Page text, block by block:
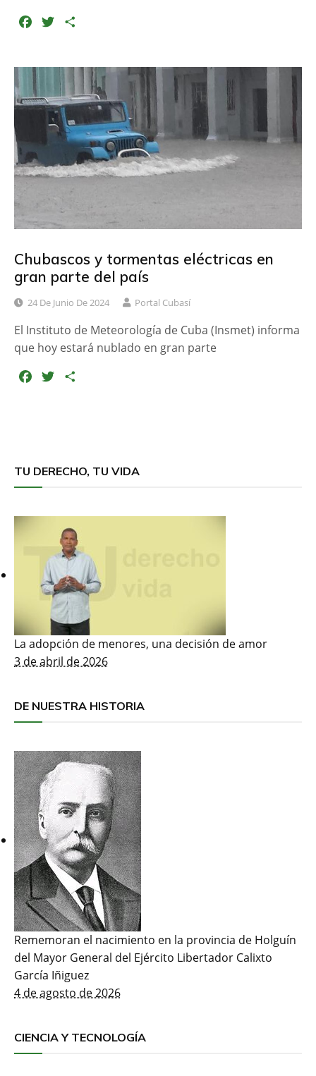
e
b
o
t
e
r
p
a
r
t
i
r
Chubascos y tormentas eléctricas en
gran parte del país
24 De Junio De 2024 Portal Cubasí
El Instituto de Meteorología de Cuba (Insmet) informa
que hoy estará nublado en gran parte
o
r
t
TU DERECHO, TU VIDA
La adopción de menores, una decisión de amor
3 de abril de 2026
DE NUESTRA HISTORIA
Rememoran el nacimiento en la provincia de Holguín
del Mayor General del Ejército Libertador Calixto
García Iñiguez
4 de agosto de 2026
CIENCIA Y TECNOLOGÍA